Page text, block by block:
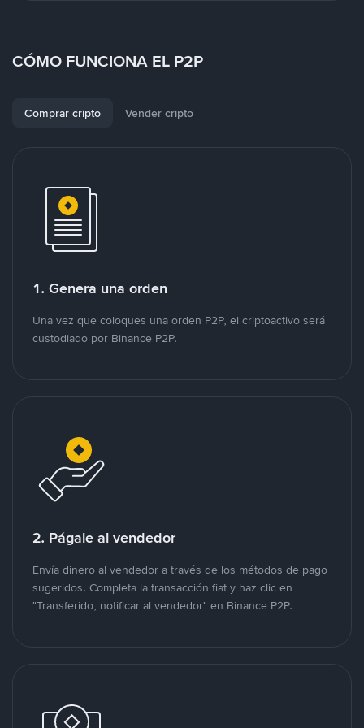
CÓMO FUNCIONA EL P2P
Comprar cripto Vender cripto
1. Genera una orden
Una vez que coloques una orden P2P, el criptoactivo será
custodiado por Binance P2P.
2. Págale al vendedor
Envía dinero al vendedor a través de los métodos de pago
sugeridos. Completa la transacción fiat y haz clic en
"Transferido, notificar al vendedor" en Binance P2P.